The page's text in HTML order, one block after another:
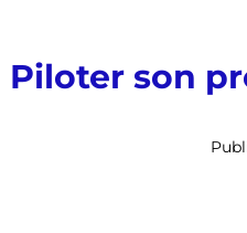
Piloter son